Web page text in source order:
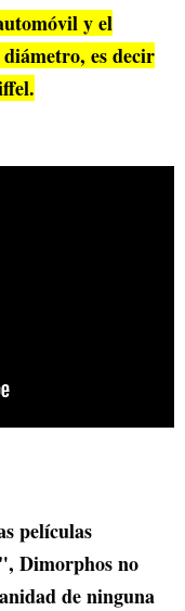
y el
es decir
películas
Dimorphos no
de ninguna